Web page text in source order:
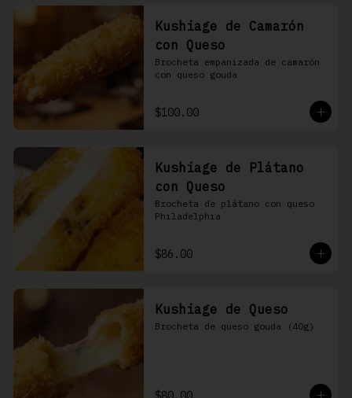
Kushiage de Camarón
con Queso
Brocheta empanizada de camarón
con queso gouda
$100.00
Kushiage de Plátano
con Queso
Brocheta de plátano con queso
Philadelphia
$86.00
Kushiage de Queso
Brocheta de queso gouda (40g)